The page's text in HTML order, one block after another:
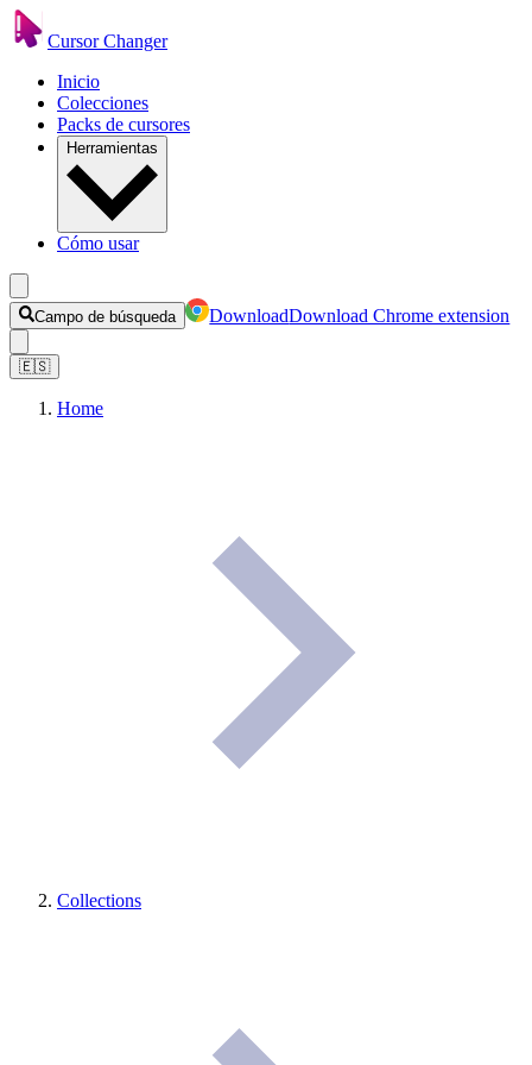
Cursor Changer
Inicio
Colecciones
Packs de cursores
Herramientas
Cómo usar
Campo de búsqueda DownloadDownload Chrome extension
🇪🇸
Home
Collections